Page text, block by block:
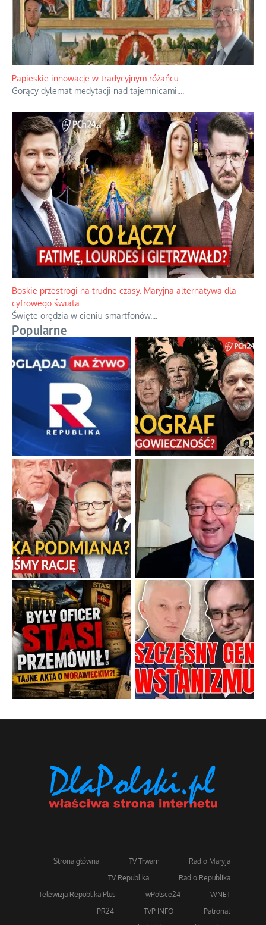
Kamienie i siekiery przeciw czołgom
Gorzka analityka decyzji warszawskich dowódców.
Papieskie innowacje w tradycyjnym różańcu
Gorący dylemat medytacji nad tajemnicami....
Boskie przestrogi na trudne czasy. Maryjna alternatywa dla
cyfrowego świata
Święte orędzia w cieniu smartfonów....
Popularne